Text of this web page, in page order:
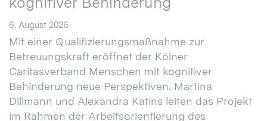
6. August 2026
Mit einer Qualifizierungsmaßnahme zur
Betreuungskraft eröffnet der Kölner
Caritasverband Menschen mit kognitiver
Behinderung neue Perspektiven. Martina
Dillmann und Alexandra Katins leiten das Projekt
im Rahmen der Arbeitsorientierung des